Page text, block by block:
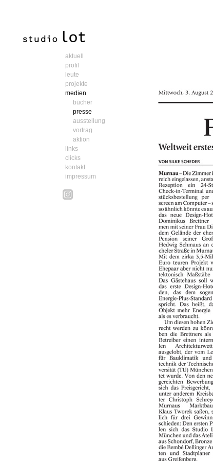
aktuell
profil
leute
projekte
medien
bücher
presse
ausstellung
vortrag
aktion
links
clicks
kontakt
impressum